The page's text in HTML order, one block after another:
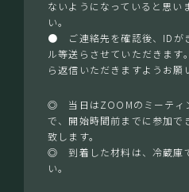
ないようになっていると思い
い。
● ご連絡先を確認後、IDが
ル等送らさせていただきます
ら返信いただきますようお願
◎ 当日はZOOMのミーティ
で、開始時間前までに参加で
致します。
◎ 到着した材料は、冷蔵庫
い。